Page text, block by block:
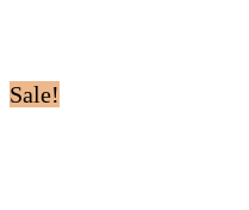
Sale!